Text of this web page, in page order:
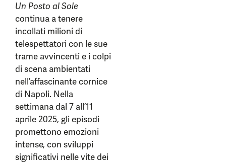
Un Posto al Sole
continua a tenere
incollati milioni di
telespettatori con le sue
trame avvincenti e i colpi
di scena ambientati
nell’affascinante cornice
di Napoli. Nella
settimana dal 7 all’11
aprile 2025, gli episodi
promettono emozioni
intense, con sviluppi
significativi nelle vite dei